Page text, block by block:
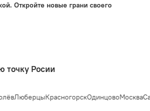
Откройте новые грани своего
точку Росии
ЛюберцыКрасногорскОдинцовоМосква